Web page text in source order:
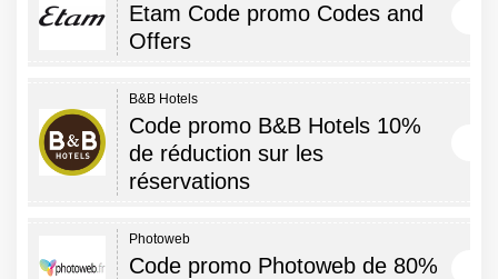
Etam Code promo Codes and
Offers
B&B Hotels
Code promo B&B Hotels 10%
de réduction sur les
réservations
Photoweb
Code promo Photoweb de 80%